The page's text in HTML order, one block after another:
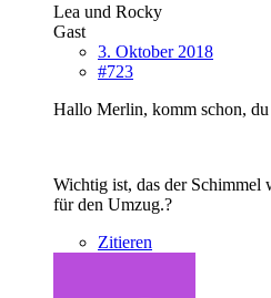
Lea und Rocky
Gast
3. Oktober 2018
#723
Hallo Merlin, komm schon,
Wichtig ist, das der Schimmel
für den Umzug.?
Zitieren